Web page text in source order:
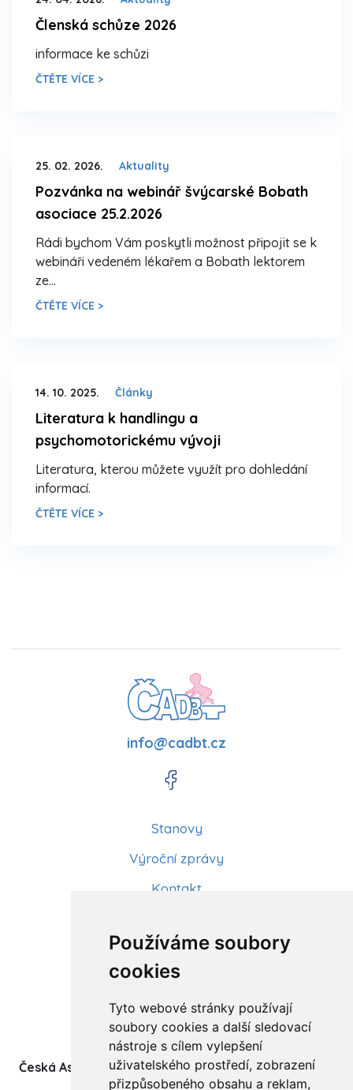
Používáme soubory
cookies
Tyto webové stránky používají
soubory cookies a další sledovací
nástroje s cílem vylepšení
uživatelského prostředí, zobrazení
přizpůsobeného obsahu a reklam,
Členská schůze 2026
informace ke schůzi
ČTĚTE VÍCE >
25. 02. 2026. Aktuality
Pozvánka na webinář švýcarské Bobath
asociace 25.2.2026
Rádi bychom Vám poskytli možnost připojit se k
webináři vedeném lékařem a Bobath lektorem
ze…
ČTĚTE VÍCE >
14. 10. 2025. Články
Literatura k handlingu a
psychomotorickému vývoji
Literatura, kterou můžete využít pro dohledání
informací.
ČTĚTE VÍCE >
info@cadbt.cz
Stanovy
Výroční zprávy
Kontakt
Články
Kurzy a workshopy
Sídlo ČADBT
Česká Asociace Dětských Bobath Terapeutů spolek